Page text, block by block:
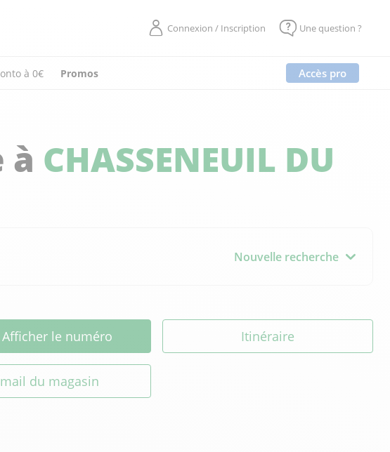
Connexion / Inscription Une question ?
à 0€ Promos Accès pro
à CHASSENEUIL DU
Nouvelle recherche
Afficher le numéro Itinéraire
du magasin